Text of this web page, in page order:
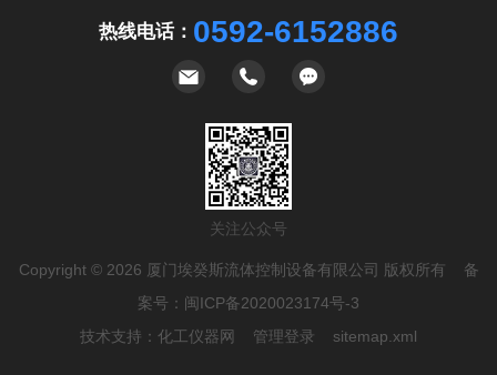
热线电话： 0592-6152886
关注公众号
Copyright © 2026 厦门埃癸斯流体控制设备有限公司 版权所有 备
案号： 闽ICP备2020023174号-3
技术支持： 化工仪器网 管理登录 sitemap.xml